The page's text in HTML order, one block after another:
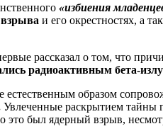
«избиения
и его окрестностях, а
рассказал о том, что
радиоактивным бета-
естественным образом
Увлеченные раскрытием тайны
это был ядерный взрыв,